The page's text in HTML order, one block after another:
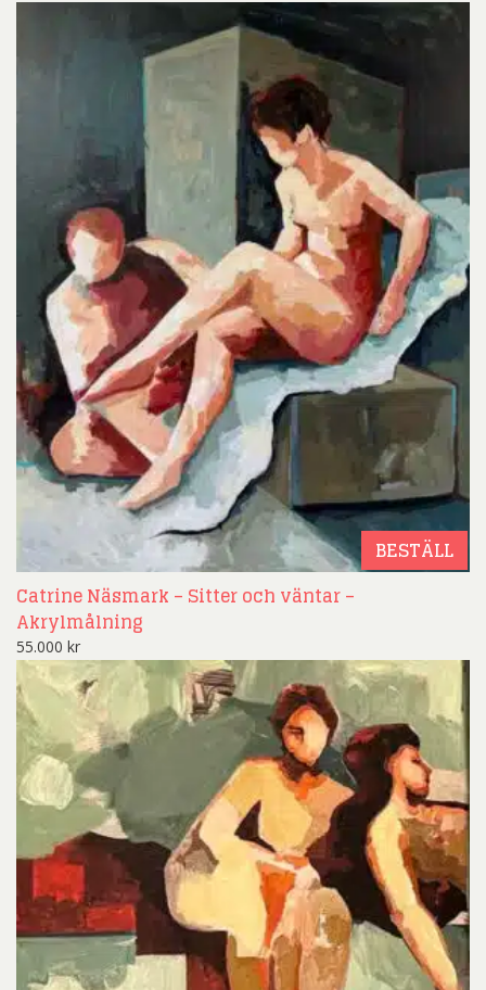
BESTÄLL
Catrine Näsmark – Sitter och väntar –
Akrylmålning
55.000 kr